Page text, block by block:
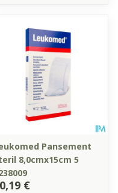
Pansement
8,0cmx15cm 5
€